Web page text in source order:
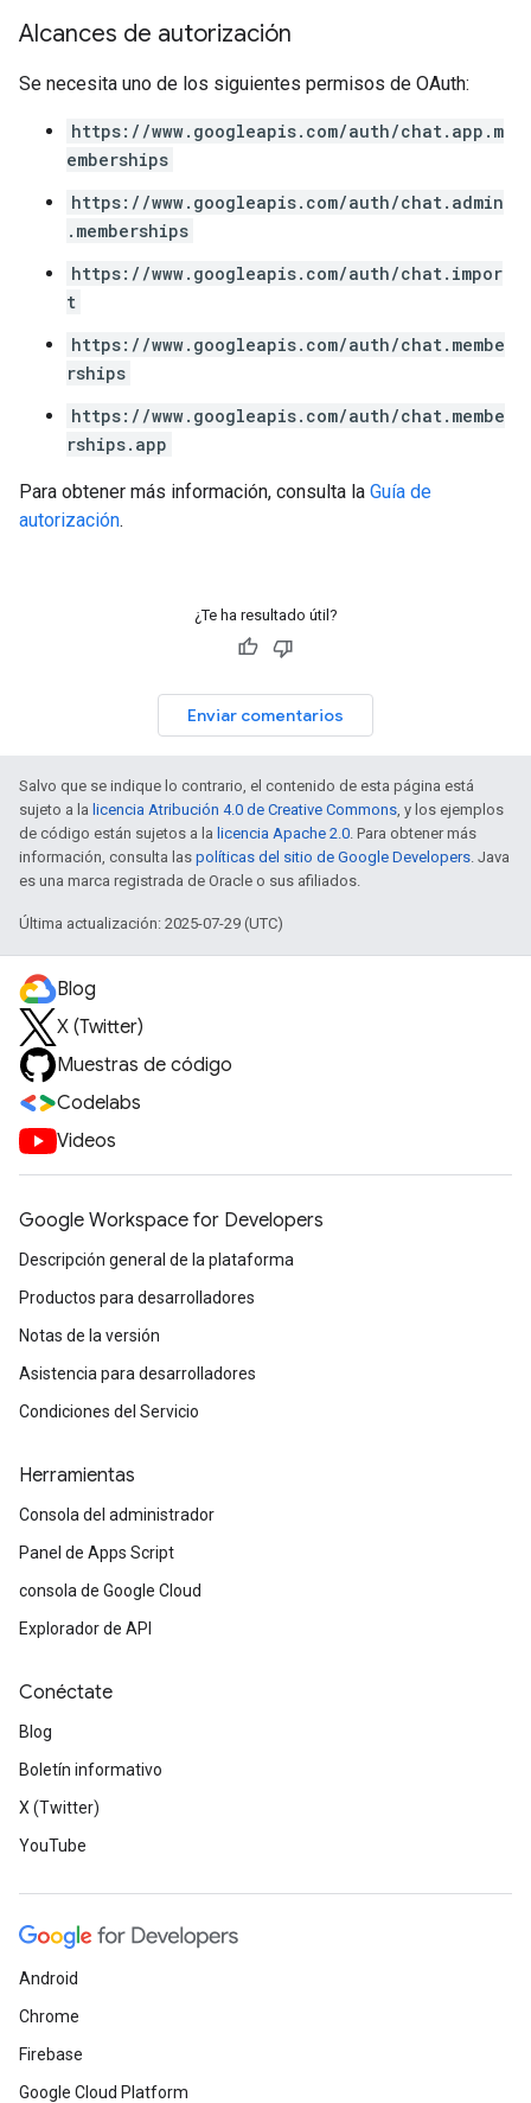
Alcances de autorización
Se necesita uno de los siguientes permisos de OAuth:
https://www.googleapis.com/auth/chat.app.m
emberships
https://www.googleapis.com/auth/chat.admin
.memberships
https://www.googleapis.com/auth/chat.impor
t
https://www.googleapis.com/auth/chat.membe
rships
https://www.googleapis.com/auth/chat.membe
rships.app
Para obtener más información, consulta la Guía de
autorización.
¿Te ha resultado útil?
Enviar comentarios
Salvo que se indique lo contrario, el contenido de esta página está
sujeto a la licencia Atribución 4.0 de Creative Commons, y los ejemplos
de código están sujetos a la licencia Apache 2.0. Para obtener más
información, consulta las políticas del sitio de Google Developers. Java
es una marca registrada de Oracle o sus afiliados.
Última actualización: 2025-07-29 (UTC)
Blog
X (Twitter)
Muestras de código
Codelabs
Videos
Google Workspace for Developers
Descripción general de la plataforma
Productos para desarrolladores
Notas de la versión
Asistencia para desarrolladores
Condiciones del Servicio
Herramientas
Consola del administrador
Panel de Apps Script
consola de Google Cloud
Explorador de API
Conéctate
Blog
Boletín informativo
X (Twitter)
YouTube
Android
Chrome
Firebase
Google Cloud Platform